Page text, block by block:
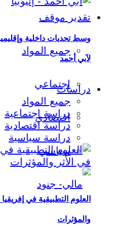
تقدير موقف
جميع المواد
اجتماعي
اقتصادي
سياسي
وسط تحديات داخلية
لآبي أحمد
دراسات
جميع المواد
دراسة اجتماعية
دراسة اقتصادية
دراسة سياسية
العلوم التطبيقية في
والمؤثرات